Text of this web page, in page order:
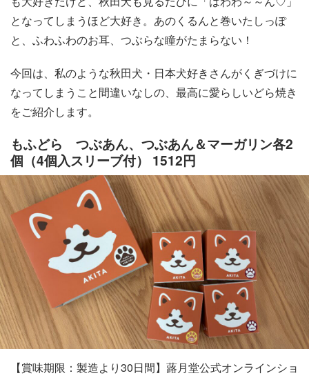
となってしまうほど大好き。あのくるんと巻いたしっぽ
と、ふわふわのお耳、つぶらな瞳がたまらない！
今回は、私のような秋田犬・日本犬好きさんがくぎづけに
なってしまうこと間違いなしの、最高に愛らしいどら焼き
をご紹介します。
もふどら つぶあん、つぶあん＆マーガリン各2
個（4個入スリーブ付） 1512円
【賞味期限：製造より30日間】蕗月堂公式オンラインショ